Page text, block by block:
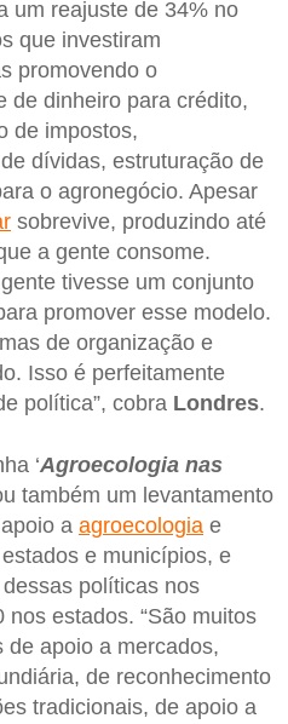
um reajuste de 34% no
que investiram
promovendo o
de dinheiro para crédito,
de impostos,
dívidas, estruturação de
o agronegócio. Apesar
sobrevive, produzindo até
a gente consome.
tivesse um conjunto
promover esse modelo.
de organização e
Isso é perfeitamente
política”, cobra Londres.
‘Agroecologia nas
também um levantamento
a agroecologia e
e municípios, e
políticas nos
estados. “São muitos
apoio a mercados,
de reconhecimento
tradicionais, de apoio a